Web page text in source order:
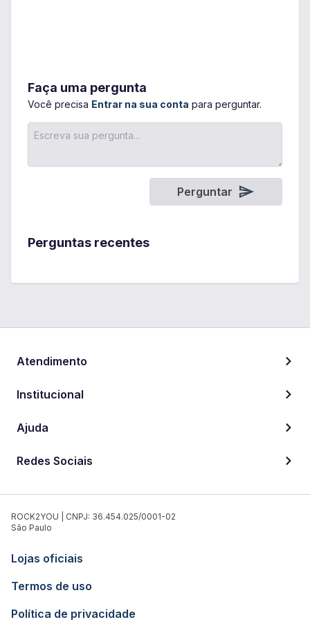
Faça uma pergunta
Você precisa Entrar na sua conta para perguntar.
Perguntar
Perguntas recentes
Atendimento
Institucional
Ajuda
Redes Sociais
ROCK2YOU | CNPJ: 36.454.025/0001-02
São Paulo
Lojas oficiais
Termos de uso
Política de privacidade